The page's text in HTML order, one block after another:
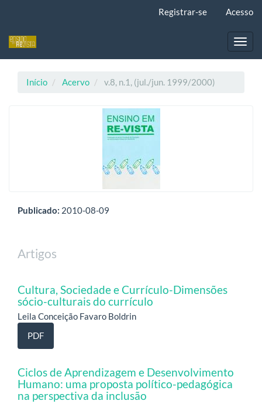
principal
Registrar-se Acesso
Início Acervo v.8, n.1, (jul./jun. 1999/2000)
Publicado: 2010-08-09
Artigos
Cultura, Sociedade e Currículo-Dimensões
sócio-culturais do currículo
Leila Conceição Favaro Boldrin
PDF
Ciclos de Aprendizagem e Desenvolvimento
Humano: uma proposta político-pedagógica
na perspectiva da inclusão